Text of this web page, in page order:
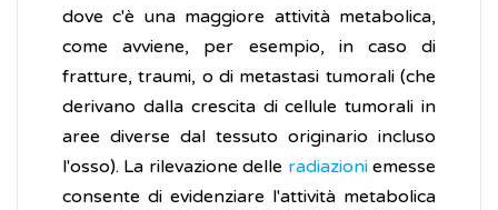
dove c'è una maggiore attività metabolica,
come avviene, per esempio, in caso di
fratture, traumi, o di metastasi tumorali (che
derivano dalla crescita di cellule tumorali in
aree diverse dal tessuto originario incluso
l'osso). La rilevazione delle radiazioniemesse
consente di evidenziare l'attività metabolica